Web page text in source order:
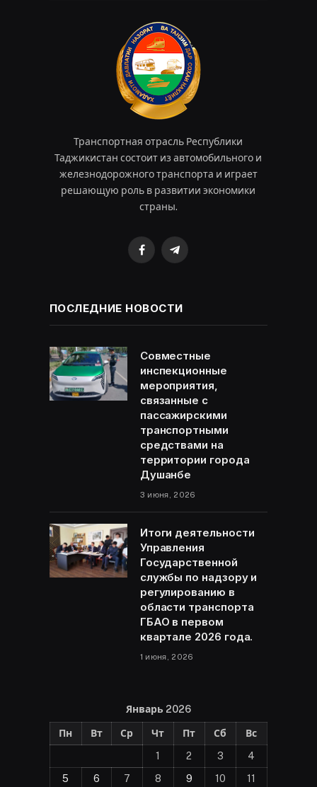
Транспортная отрасль Республики
Таджикистан состоит из автомобильного и
железнодорожного транспорта и играет
решающую роль в развитии экономики
страны.
FacebookTelegram
ПОСЛЕДНИЕ НОВОСТИ
Совместные
инспекционные
мероприятия,
связанные с
пассажирскими
транспортными
средствами на
территории города
Душанбе
3 июня, 2026
Итоги деятельности
Управления
Государственной
службы по надзору и
регулированию в
области транспорта
ГБАО в первом
квартале 2026 года.
1 июня, 2026
Январь 2026
Пн Вт Ср Чт Пт Сб
Вс
1
2 3
4
5
6 7 8 9 10 11